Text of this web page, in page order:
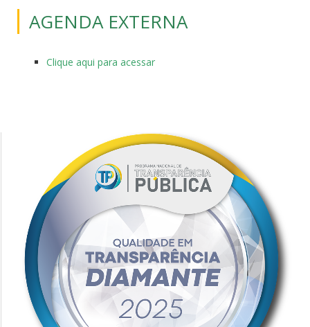
AGENDA EXTERNA
Clique aqui para acessar